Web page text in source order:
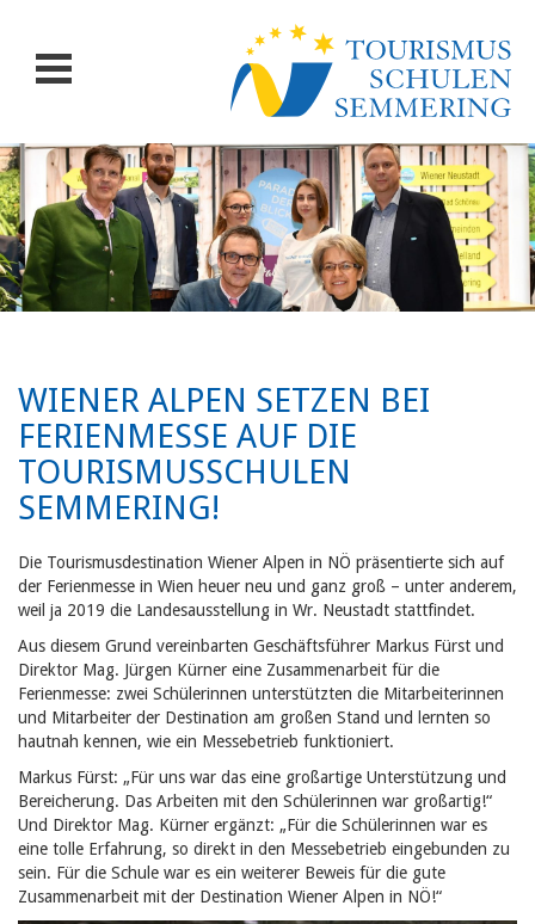
WIENER ALPEN SETZEN BEI
FERIENMESSE AUF DIE
TOURISMUSSCHULEN
SEMMERING!
Die Tourismusdestination Wiener Alpen in NÖ präsentierte sich auf
der Ferienmesse in Wien heuer neu und ganz groß – unter anderem,
weil ja 2019 die Landesausstellung in Wr. Neustadt stattfindet.
Aus diesem Grund vereinbarten Geschäftsführer Markus Fürst und
Direktor Mag. Jürgen Kürner eine Zusammenarbeit für die
Ferienmesse: zwei Schülerinnen unterstützten die Mitarbeiterinnen
und Mitarbeiter der Destination am großen Stand und lernten so
hautnah kennen, wie ein Messebetrieb funktioniert.
Markus Fürst: „Für uns war das eine großartige Unterstützung und
Bereicherung. Das Arbeiten mit den Schülerinnen war großartig!“
Und Direktor Mag. Kürner ergänzt: „Für die Schülerinnen war es
eine tolle Erfahrung, so direkt in den Messebetrieb eingebunden zu
sein. Für die Schule war es ein weiterer Beweis für die gute
Zusammenarbeit mit der Destination Wiener Alpen in NÖ!“